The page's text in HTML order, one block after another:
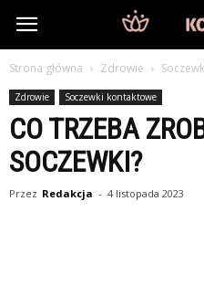
DlaKobiet24.pl
Strona główna Zdrowie
Zdrowie Soczewki kontaktowe
CO TRZEBA
SOCZEWKI?
Przez Redakcja - 4 listopada 2023